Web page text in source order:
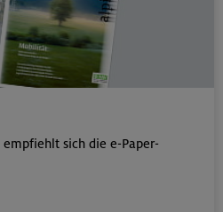
sich die e-Paper-